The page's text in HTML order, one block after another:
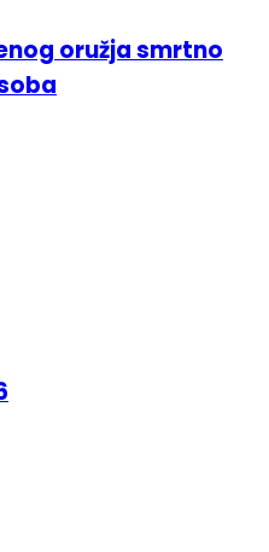
oružja smrtno